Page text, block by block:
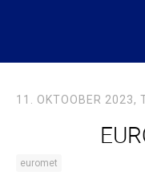
11. OKTOOBER 2023,
euromet